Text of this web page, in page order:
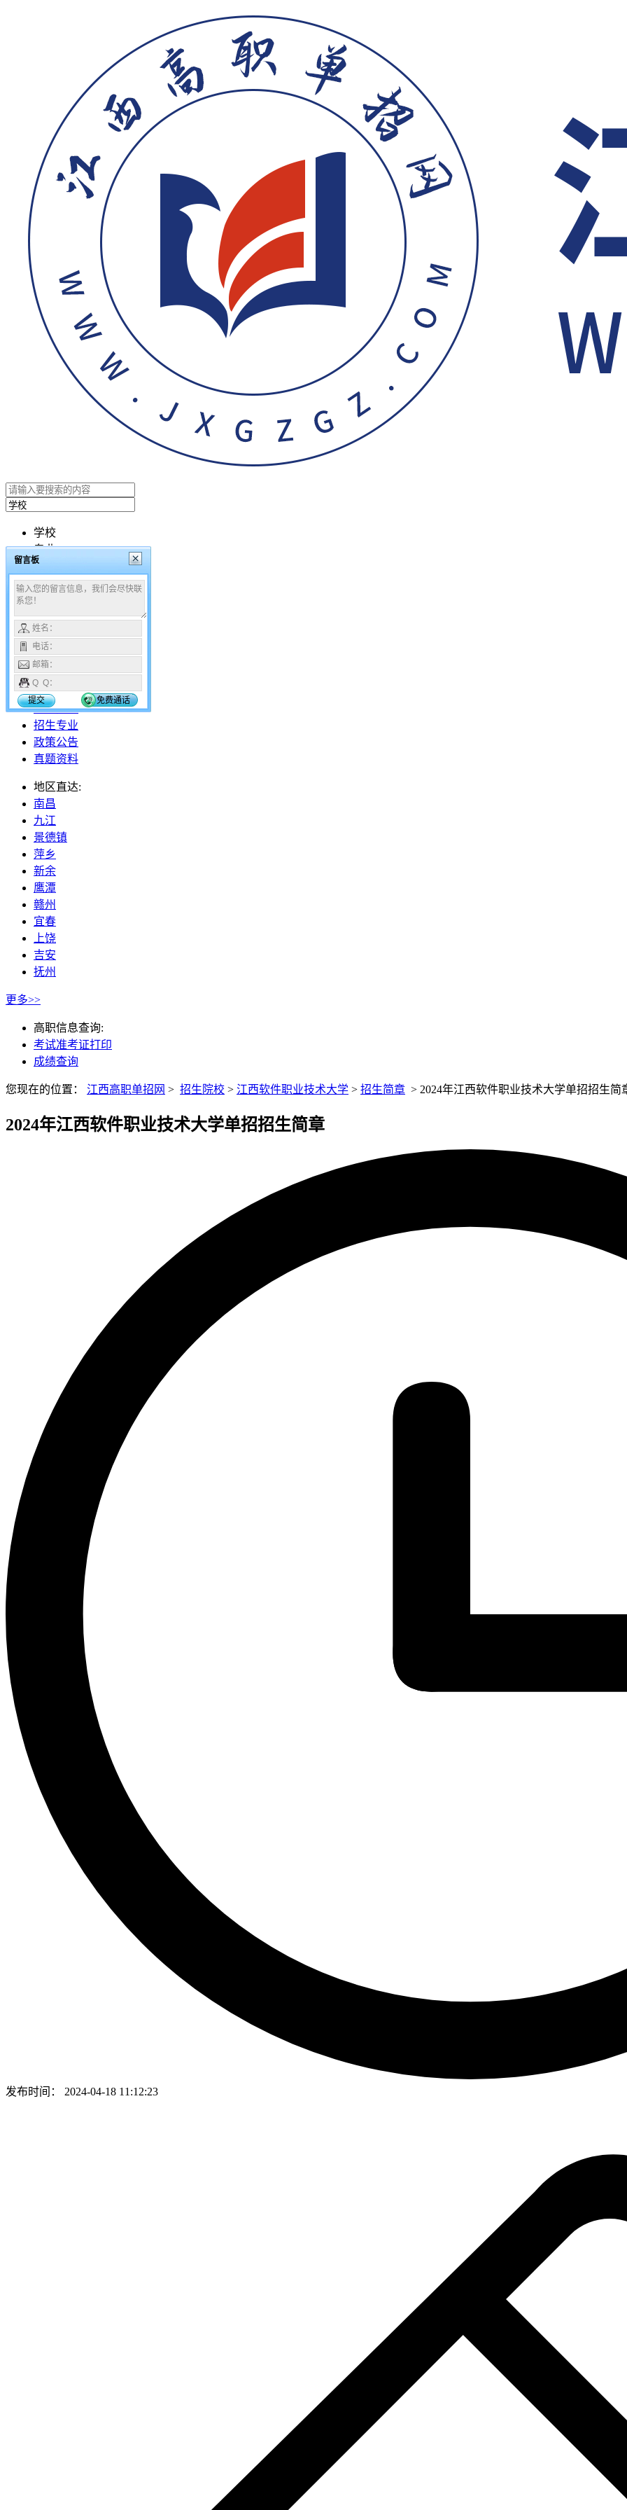
学校
专业
文章
搜索
咨询时间：08:00 - 24:00
18296112653
网站首页
报名报考
招生院校
招生专业
政策公告
真题资料
地区直达:
南昌
九江
景德镇
萍乡
新余
鹰潭
赣州
宜春
上饶
吉安
抚州
更多>>
高职信息查询:
考试准考证打印
成绩查询
您现在的位置： 江西高职单招网 > 招生院校 > 江西软件职业技术大学 > 招生简章 > 2024年江西软件职业技术大学单招招生简
2024年江西软件职业技术大学单招招生简章
发布时间： 2024-04-18 11:12:23
留言板
姓名：
电话：
邮箱：
Q Q：
提交
免费通话